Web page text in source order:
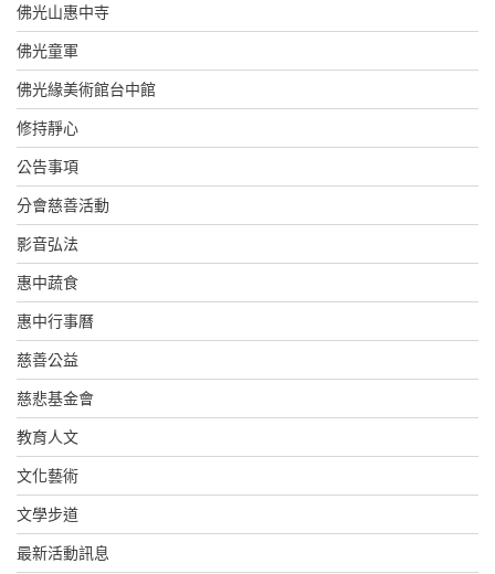
佛光山惠中寺
佛光童軍
佛光緣美術館台中館
修持靜心
公告事項
分會慈善活動
影音弘法
惠中蔬食
惠中行事曆
慈善公益
慈悲基金會
教育人文
文化藝術
文學步道
最新活動訊息